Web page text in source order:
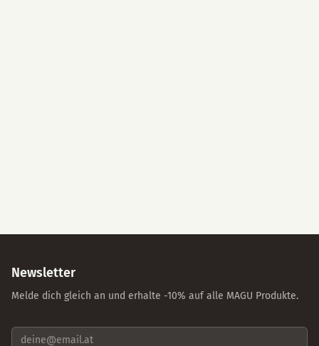
Newsletter
Melde dich gleich an und erhalte -10% auf alle MAGU Produkte.